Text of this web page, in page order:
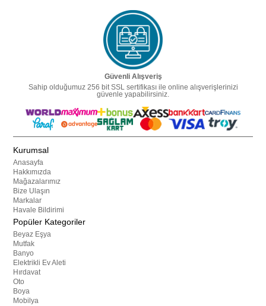
Güvenli Alışveriş
Sahip olduğumuz 256 bit SSL sertifikası ile online alışverişlerinizi
güvenle yapabilirsiniz.
Kurumsal
Anasayfa
Hakkımızda
Mağazalarımız
Bize Ulaşın
Markalar
Havale Bildirimi
Popüler Kategoriler
Beyaz Eşya
Mutfak
Banyo
Elektrikli Ev Aleti
Hırdavat
Oto
Boya
Mobilya